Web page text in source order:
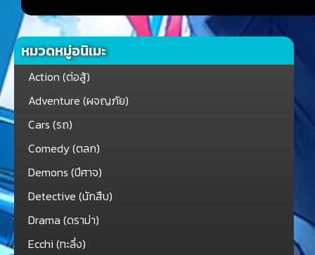
หมวดหมู่อนิเมะ
Action (ต่อสู้)
Adventure (ผจญภัย)
Cars (รถ)
Comedy (ตลก)
Demons (ปีศาจ)
Detective (นักสืบ)
Drama (ดราม่า)
Ecchi (ทะลึ่ง)